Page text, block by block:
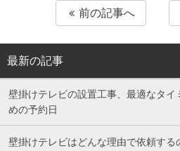
前の記事へ
最新の記事
壁掛けテレビの設置工事、最適なタイ
めの予約日
壁掛けテレビはどんな理由で依頼する